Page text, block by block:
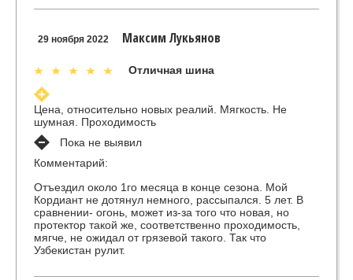
29 ноября 2022 Максим Лукьянов
Отличная шина
Цена, относительно новых реалий. Мягкость. Не
шумная. Проходимость
Пока не выявил
Комментарий:
Отъездил около 1го месяца в конце сезона. Мой
Кордиант не дотянул немного, рассыпался. 5 лет. В
сравнении- огонь, может из-за того что новая, но
протектор такой же, соответственно проходимость,
мягче, не ожидал от грязевой такого. Так что
Узбекистан рулит.